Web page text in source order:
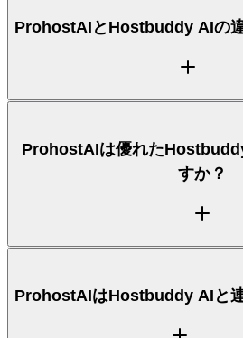
ProhostAIとHostbuddy AIの
ク、アップセルを一つのプロダ
ストで、24時間365日の
えています。Hostbuddy AI（
ア領域に強みがあります。上の
どこで優れているかを並べて確
ProhostAIは優れた
すか？
る一つのAIコホストを求めるホ
ProhostAIは優れたHostbuddy
ProhostAIはHostbuddy AIと